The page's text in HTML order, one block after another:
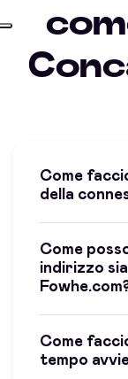
Come
della
Come
indirizzo
Come
tempo